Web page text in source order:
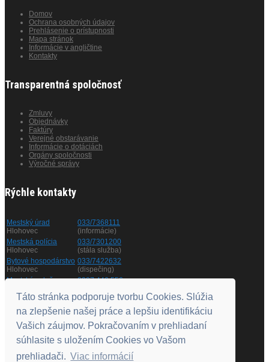
Táto stránka podporuje tvorbu Cookies. Slúžia
na zlepšenie našej práce a lepšiu identifikáciu
Vašich záujmov. Pokračovaním v prehliadaní
súhlasite s uložením Cookies vo Vašom
prehliadači. Viac informácií
Domov
Ochrana osobných údajov
Prehlásenie o prístupnosti
Mapa stránok
Informácie v angličtine
Kontakty
Transparentná spoločnosť
Zmluvy
Objednávky
Faktúry
Verejné obstarávanie
Informácie o dotáciách
Orgány spoločnosti
Výročné správy
Rýchle kontakty
Mestský úrad
Hlohovec
033/7368111
(informácie)
Mestská polícia
Hlohovec
033/7301200
(stála služba)
Bytové hospodárstvo
Hlohovec
033/7422632
(dispečing)
Mestská zeleň
0907 446 556
Otváracie hodiny